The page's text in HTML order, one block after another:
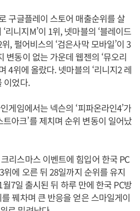
구글플레이 스토어 매출순위를 살
리니지M’이 1위, 넷마블의 ‘블레이드
, 펄어비스의 ‘검은사막 모바일’이 3
변동이 없는 가운데 웹젠의 ‘뮤오리
4위에 올랐다. 넷마블의 ‘리니지2 레
이었다.
게임에서는 넥슨의 ‘피파온라인4’가
트아크’를 제치며 순위 변동이 일어났
리스마스 이벤트에 힘입어 한국 PC
위에 오른 뒤 28일까지 순위를 유지
7일 출시된 뒤 하루 만에 한국 PC방
꿰차며 큰 반응을 얻은 스마일게이